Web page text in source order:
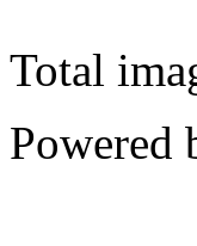
Total
Powered